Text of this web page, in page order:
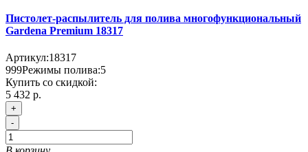
Пистолет-распылитель для полива многофункциональный
Gardena Premium 18317
Артикул:18317
999Режимы полива:5
Купить со скидкой:
5 432 р.
+
-